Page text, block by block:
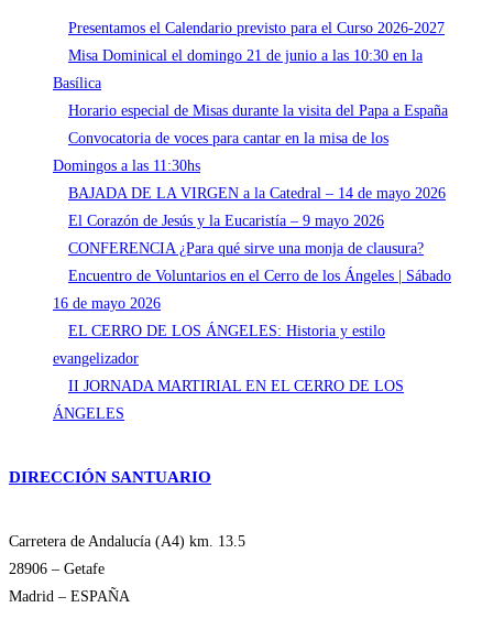
Presentamos el Calendario previsto para el Curso 2026-2027
Misa Dominical el domingo 21 de junio a las 10:30 en la
Basílica
Horario especial de Misas durante la visita del Papa a España
Convocatoria de voces para cantar en la misa de los
Domingos a las 11:30hs
BAJADA DE LA VIRGEN a la Catedral – 14 de mayo 2026
El Corazón de Jesús y la Eucaristía – 9 mayo 2026
CONFERENCIA ¿Para qué sirve una monja de clausura?
Encuentro de Voluntarios en el Cerro de los Ángeles | Sábado
16 de mayo 2026
EL CERRO DE LOS ÁNGELES: Historia y estilo
evangelizador
II JORNADA MARTIRIAL EN EL CERRO DE LOS
ÁNGELES
DIRECCIÓN SANTUARIO
Carretera de Andalucía (A4) km. 13.5
28906 – Getafe
Madrid – ESPAÑA